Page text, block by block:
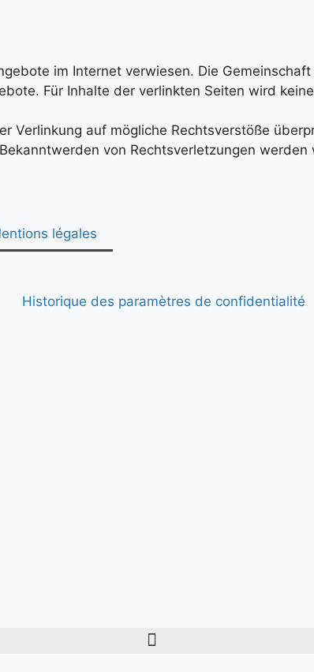
im Internet verwiesen. Die
Für Inhalte der verlinkten Seiten wird
Verlinkung auf mögliche Rechtsverstöße
von Rechtsverletzungen
légales
Historique des paramètres de confidentialité